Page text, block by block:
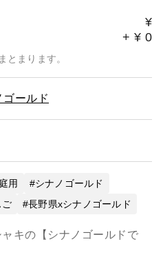
¥
+ ¥ 0
とまります。
ゴールド
用
シナノゴールド
長野県xシナノゴールド
キの【シナノゴールドで